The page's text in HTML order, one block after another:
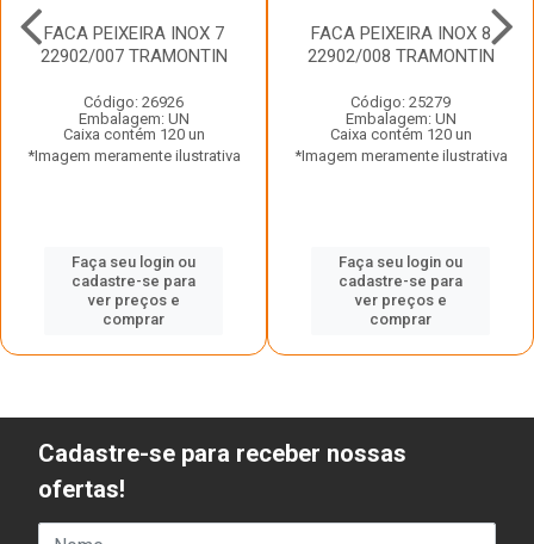
FACA PEIXEIRA INOX 7
22902/007 TRAMONTIN
Código: 26926
Embalagem: UN
Caixa contém 120 un
*Imagem meramente ilustrativa
Faça seu login ou
cadastre-se para
ver preços e
comprar
FACA PEIXEIRA INOX 8
22902/008 TRAMONTIN
Código: 25279
Embalagem: UN
Caixa contém 120 un
*Imagem meramente ilustrativa
Faça seu login ou
cadastre-se para
ver preços e
comprar
Cadastre-se para receber nossas
ofertas!